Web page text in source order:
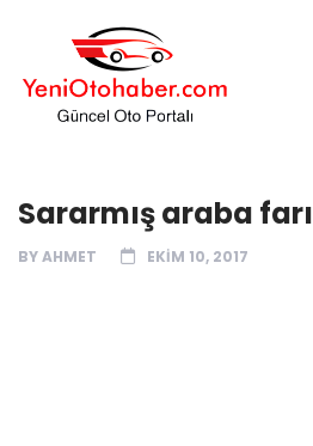
Sararmış araba
BYAHMET EKIM 10, 2017